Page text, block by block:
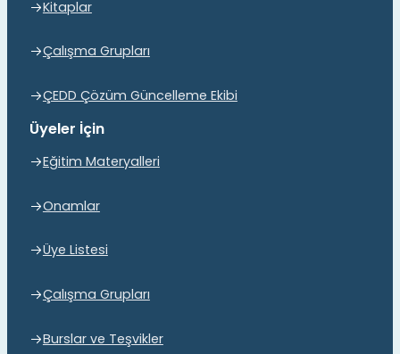
Kitaplar
Çalışma Grupları
ÇEDD Çözüm Güncelleme Ekibi
Üyeler İçin
Eğitim Materyalleri
Onamlar
Üye Listesi
Çalışma Grupları
Burslar ve Teşvikler